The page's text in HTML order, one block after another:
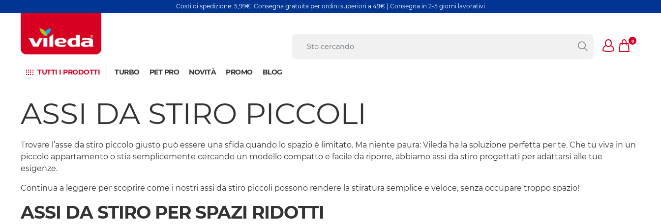
Costi di spedizione: 5,99€. Consegna gratuita per ordini superiori a 49€ | Consegna in 2-5 giorni lavorativi
0
TUTTI I PRODOTTI TURBO PET PRO NOVITÀ PROMO BLOG
ASSI DA STIRO PICCOLI
Trovare l’asse da stiro piccolo giusto può essere una sfida quando lo spazio è limitato. Ma niente paura: Vileda ha la soluzione perfetta per te. Che tu viva in un
piccolo appartamento o stia semplicemente cercando un modello compatto e facile da riporre, abbiamo assi da stiro progettati per adattarsi alle tue
esigenze.
Continua a leggere per scoprire come i nostri assi da stiro piccoli possono rendere la stiratura semplice e veloce, senza occupare troppo spazio!
ASSI DA STIRO PER SPAZI RIDOTTI